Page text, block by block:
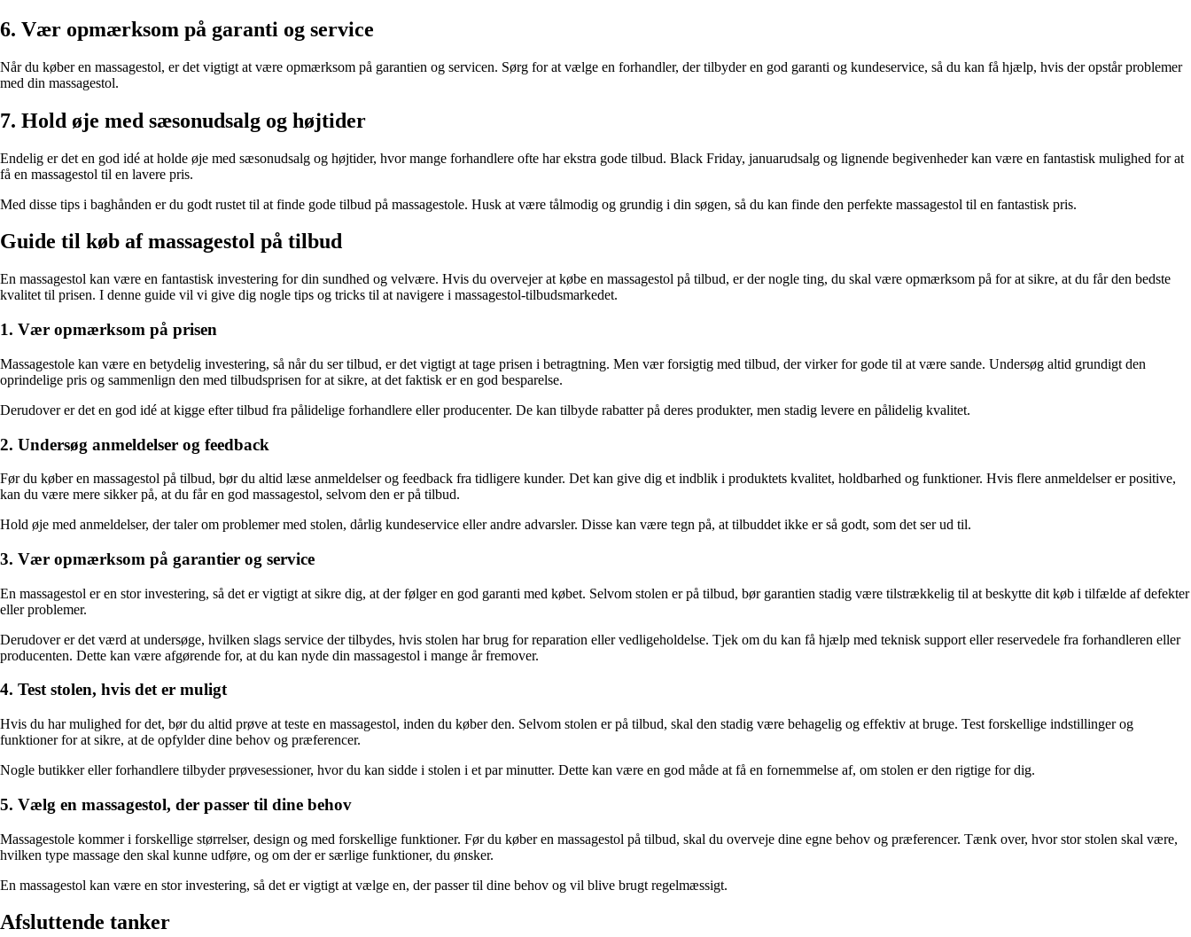
6. Vær opmærksom på garanti og service
Når du køber en massagestol, er det vigtigt at være opmærksom på garantien og servicen. Sørg for at vælge en forhandler, der tilbyder en god garanti og kundeservice, så du kan få hjælp, hvis der opstår problemer
med din massagestol.
7. Hold øje med sæsonudsalg og højtider
Endelig er det en god idé at holde øje med sæsonudsalg og højtider, hvor mange forhandlere ofte har ekstra gode tilbud. Black Friday, januarudsalg og lignende begivenheder kan være en fantastisk mulighed for at
få en massagestol til en lavere pris.
Med disse tips i baghånden er du godt rustet til at finde gode tilbud på massagestole. Husk at være tålmodig og grundig i din søgen, så du kan finde den perfekte massagestol til en fantastisk pris.
Guide til køb af massagestol på tilbud
En massagestol kan være en fantastisk investering for din sundhed og velvære. Hvis du overvejer at købe en massagestol på tilbud, er der nogle ting, du skal være opmærksom på for at sikre, at du får den bedste
kvalitet til prisen. I denne guide vil vi give dig nogle tips og tricks til at navigere i massagestol-tilbudsmarkedet.
1. Vær opmærksom på prisen
Massagestole kan være en betydelig investering, så når du ser tilbud, er det vigtigt at tage prisen i betragtning. Men vær forsigtig med tilbud, der virker for gode til at være sande. Undersøg altid grundigt den
oprindelige pris og sammenlign den med tilbudsprisen for at sikre, at det faktisk er en god besparelse.
Derudover er det en god idé at kigge efter tilbud fra pålidelige forhandlere eller producenter. De kan tilbyde rabatter på deres produkter, men stadig levere en pålidelig kvalitet.
2. Undersøg anmeldelser og feedback
Før du køber en massagestol på tilbud, bør du altid læse anmeldelser og feedback fra tidligere kunder. Det kan give dig et indblik i produktets kvalitet, holdbarhed og funktioner. Hvis flere anmeldelser er positive,
kan du være mere sikker på, at du får en god massagestol, selvom den er på tilbud.
Hold øje med anmeldelser, der taler om problemer med stolen, dårlig kundeservice eller andre advarsler. Disse kan være tegn på, at tilbuddet ikke er så godt, som det ser ud til.
3. Vær opmærksom på garantier og service
En massagestol er en stor investering, så det er vigtigt at sikre dig, at der følger en god garanti med købet. Selvom stolen er på tilbud, bør garantien stadig være tilstrækkelig til at beskytte dit køb i tilfælde af defekter
eller problemer.
Derudover er det værd at undersøge, hvilken slags service der tilbydes, hvis stolen har brug for reparation eller vedligeholdelse. Tjek om du kan få hjælp med teknisk support eller reservedele fra forhandleren eller
producenten. Dette kan være afgørende for, at du kan nyde din massagestol i mange år fremover.
4. Test stolen, hvis det er muligt
Hvis du har mulighed for det, bør du altid prøve at teste en massagestol, inden du køber den. Selvom stolen er på tilbud, skal den stadig være behagelig og effektiv at bruge. Test forskellige indstillinger og
funktioner for at sikre, at de opfylder dine behov og præferencer.
Nogle butikker eller forhandlere tilbyder prøvesessioner, hvor du kan sidde i stolen i et par minutter. Dette kan være en god måde at få en fornemmelse af, om stolen er den rigtige for dig.
5. Vælg en massagestol, der passer til dine behov
Massagestole kommer i forskellige størrelser, design og med forskellige funktioner. Før du køber en massagestol på tilbud, skal du overveje dine egne behov og præferencer. Tænk over, hvor stor stolen skal være,
hvilken type massage den skal kunne udføre, og om der er særlige funktioner, du ønsker.
En massagestol kan være en stor investering, så det er vigtigt at vælge en, der passer til dine behov og vil blive brugt regelmæssigt.
Afsluttende tanker